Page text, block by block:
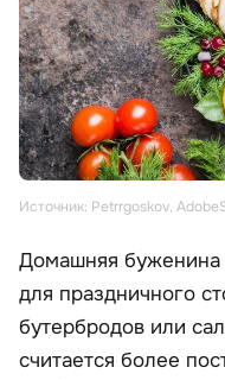
Источник: Petrrgoskov,
Домашняя буженина
для праздничного
бутербродов или
считается более